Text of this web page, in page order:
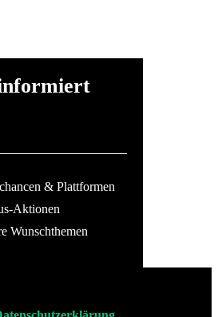
& Plattformen
Aktionen
Wunschthemen